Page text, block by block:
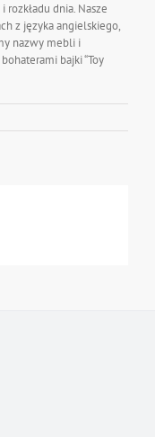
rozkładu dnia. Nasze
z języka angielskiego,
nazwy mebli i
bajki “Toy